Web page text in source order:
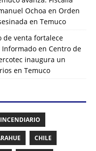
Ochoa en Orden
en Temuco
de venta fortalece
Informado en Centro de
inaugura un
en Temuco
CHILE